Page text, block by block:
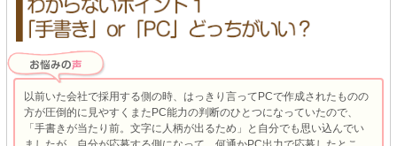
以前いた会社で採用する側の時、はっきり言ってPCで作成されたものの
方が圧倒的に見やすくまたPC能力の判断のひとつになっていたので、
「手書きが当たり前。文字に人柄が出るため」と自分でも思い込んでい